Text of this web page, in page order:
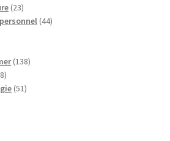
produits
2323
produits
4444
138138
18
produits
5151